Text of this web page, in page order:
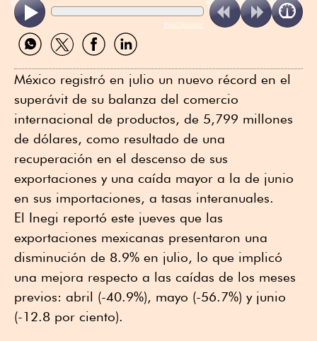
ReadSpeaker
Compartir
por
Compartir
por
Compartir
por
Compartir
por
México registró en julio un nuevo récord en el
superávit de su balanza del comercio
internacional de productos, de 5,799 millones
de dólares, como resultado de una
recuperación en el descenso de sus
exportaciones y una caída mayor a la de junio
en sus importaciones, a tasas interanuales.
El Inegi reportó este jueves que las
exportaciones mexicanas presentaron una
disminución de 8.9% en julio, lo que implicó
una mejora respecto a las caídas de los meses
previos: abril (-40.9%), mayo (-56.7%) y junio
(-12.8 por ciento).